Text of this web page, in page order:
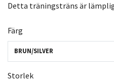
Detta träningsträns är
Färg
BRUN/SILVER
Storlek